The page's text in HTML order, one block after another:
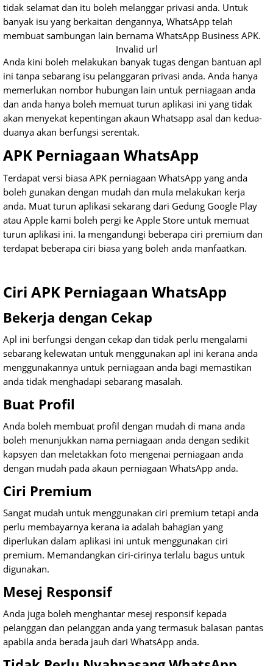
tidak selamat dan itu boleh melanggar privasi anda. Untuk
banyak isu yang berkaitan dengannya, WhatsApp telah
membuat sambungan lain bernama WhatsApp Business APK.
Invalid url
Anda kini boleh melakukan banyak tugas dengan bantuan apl
ini tanpa sebarang isu pelanggaran privasi anda. Anda hanya
memerlukan nombor hubungan lain untuk perniagaan anda
dan anda hanya boleh memuat turun aplikasi ini yang tidak
akan menyekat kepentingan akaun Whatsapp asal dan kedua-
duanya akan berfungsi serentak.
APK Perniagaan WhatsApp
Terdapat versi biasa APK perniagaan WhatsApp yang anda
boleh gunakan dengan mudah dan mula melakukan kerja
anda. Muat turun aplikasi sekarang dari Gedung Google Play
atau Apple kami boleh pergi ke Apple Store untuk memuat
turun aplikasi ini. Ia mengandungi beberapa ciri premium dan
terdapat beberapa ciri biasa yang boleh anda manfaatkan.
Ciri APK Perniagaan WhatsApp
Bekerja dengan Cekap
Apl ini berfungsi dengan cekap dan tidak perlu mengalami
sebarang kelewatan untuk menggunakan apl ini kerana anda
menggunakannya untuk perniagaan anda bagi memastikan
anda tidak menghadapi sebarang masalah.
Buat Profil
Anda boleh membuat profil dengan mudah di mana anda
boleh menunjukkan nama perniagaan anda dengan sedikit
kapsyen dan meletakkan foto mengenai perniagaan anda
dengan mudah pada akaun perniagaan WhatsApp anda.
Ciri Premium
Sangat mudah untuk menggunakan ciri premium tetapi anda
perlu membayarnya kerana ia adalah bahagian yang
diperlukan dalam aplikasi ini untuk menggunakan ciri
premium. Memandangkan ciri-cirinya terlalu bagus untuk
digunakan.
Mesej Responsif
Anda juga boleh menghantar mesej responsif kepada
pelanggan dan pelanggan anda yang termasuk balasan pantas
apabila anda berada jauh dari WhatsApp anda.